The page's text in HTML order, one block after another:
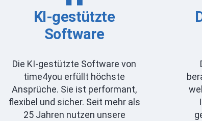
KI-gestützte
Software
Die KI-gestützte Software von
time4you erfüllt höchste
Ansprüche. Sie ist performant,
flexibel und sicher. Seit mehr als
25 Jahren nutzen unsere